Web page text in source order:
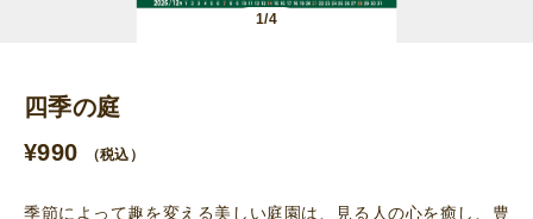
1/4
四季の庭
¥990 （税込）
季節によって趣を変える美しい庭園は、見る人の心を癒し、豊